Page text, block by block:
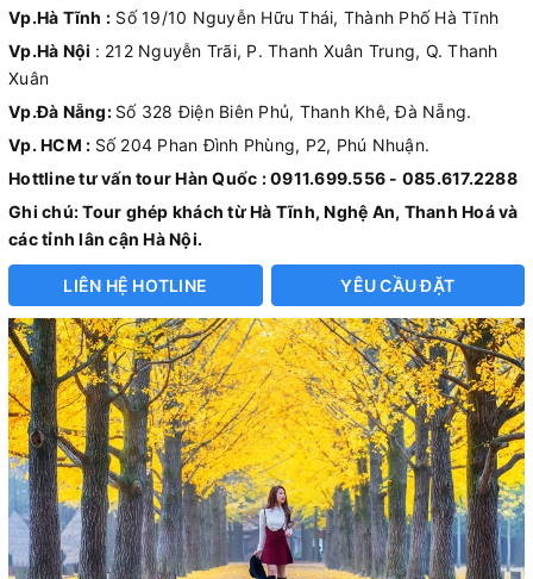
Vp.Hà Tĩnh : Số 19/10 Nguyễn Hữu Thái, Thành Phố Hà Tĩnh
Vp.Hà Nội : 212 Nguyễn Trãi, P. Thanh Xuân Trung, Q. Thanh
Xuân
Vp.Đà Nẵng: Số 328 Điện Biên Phủ, Thanh Khê, Đà Nẵng.
Vp. HCM : Số 204 Phan Đình Phùng, P2, Phú Nhuận.
Hottline tư vấn tour Hàn Quốc : 0911.699.556 - 085.617.2288
Ghi chú: Tour ghép khách từ Hà Tĩnh, Nghệ An, Thanh Hoá và
các tỉnh lân cận Hà Nội.
LIÊN HỆ HOTLINE YÊU CẦU ĐẶT